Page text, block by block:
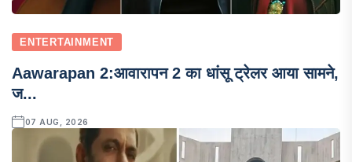
ENTERTAINMENT
Aawarapan 2:आवारापन 2 का धांसू ट्रेलर आया सामने,
ज...
07 AUG, 2026